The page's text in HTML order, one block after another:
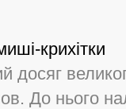
крихітки
досяг
До нього